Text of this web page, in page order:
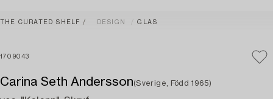
THE CURATED SHELF DESIGN GLAS
1709043
Carina Seth Andersson(Sverige, Född 1965)